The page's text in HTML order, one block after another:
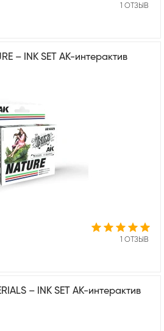
1 ОТЗЫВ
– INK SET АК-интерактив
1 ОТЗЫВ
– INK SET АК-интерактив